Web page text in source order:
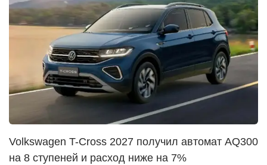
Volkswagen T-Cross 2027 получил автомат AQ300
на 8 ступеней и расход ниже на 7%